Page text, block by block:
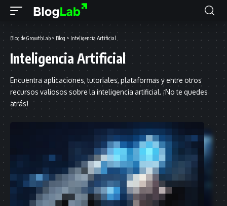
Blog de GrowthLab > Blog > Inteligencia Artificial
Inteligencia Artificial
Encuentra aplicaciones, tutoriales, plataformas y entre otros
recursos valiosos sobre la inteligencia artificial. ¡No te quedes
atrás!